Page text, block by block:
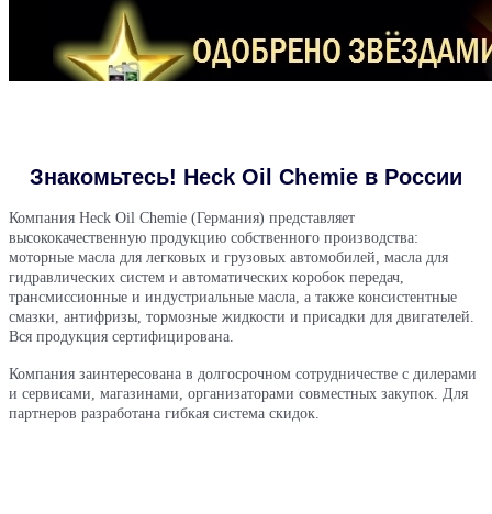
Знакомьтесь! Heck Oil Chemie в России
Компания Heck Oil Chemie (Германия) представляет
высококачественную продукцию собственного производства:
моторные масла для легковых и грузовых автомобилей, масла для
гидравлических систем и автоматических коробок передач,
трансмиссионные и индустриальные масла, а также консистентные
смазки, антифризы, тормозные жидкости и присадки для двигателей.
Вся продукция сертифицирована.
Компания заинтересована в долгосрочном сотрудничестве с дилерами
и сервисами, магазинами, организаторами совместных закупок. Для
партнеров разработана гибкая система скидок.